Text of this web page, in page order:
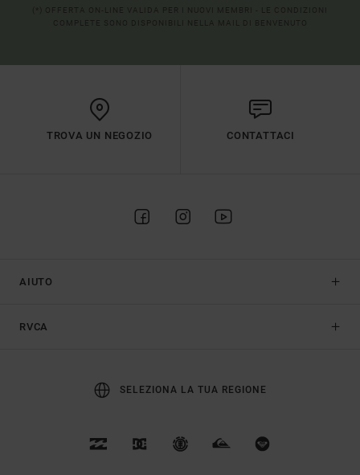
TROVA UN NEGOZIO CONTATTACI
AIUTO
RVCA
SELEZIONA LA TUA REGIONE